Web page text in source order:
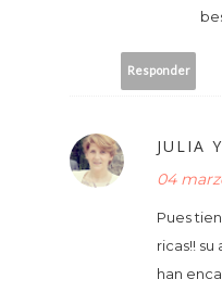
Responder
JULIA
04
Pues
ricas!!
han